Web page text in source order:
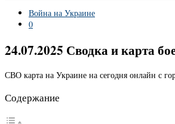
Война на Украине
0
24.07.2025 Сводка и карта
СВО карта на Украине на сегодня онлайн с
Содержание